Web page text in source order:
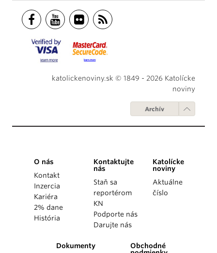
katolickenoviny.sk © 1849 - 2026 Katolícke
noviny
Archív
O nás
Kontakt
Inzercia
Kariéra
2% dane
História
Kontaktujte
nás
Staň sa
reportérom
KN
Podporte nás
Darujte nás
Katolícke
noviny
Aktuálne
číslo
Dokumenty
Obchodné